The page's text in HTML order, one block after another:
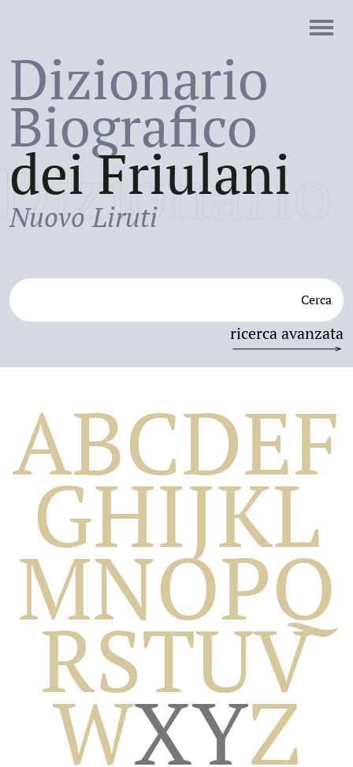
Dizionario
Biografico
dei Friulani
Nuovo Liruti
Cerca
ricerca avanzata
Dizionario
Biografico
ABCDEF
GHIJKL
MNOPQ
RSTUV
WXYZ